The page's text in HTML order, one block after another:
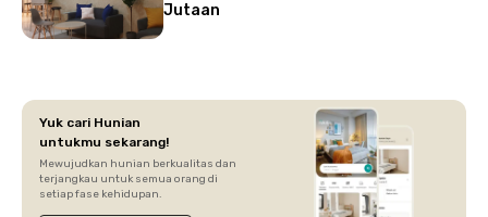
Jutaan
Yuk cari Hunian
untukmu sekarang!
Mewujudkan hunian berkualitas dan
terjangkau untuk semua orang di
setiap fase kehidupan.